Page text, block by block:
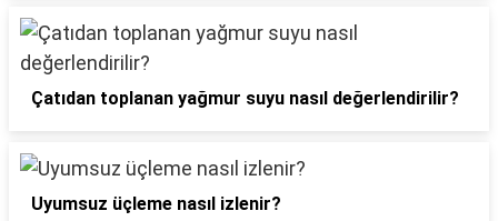
Çatıdan toplanan yağmur suyu nasıl değerlendirilir?
Uyumsuz üçleme nasıl izlenir?